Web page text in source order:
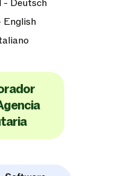
- Deutsch
English